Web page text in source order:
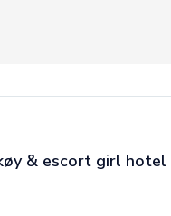
& escort girl hotel